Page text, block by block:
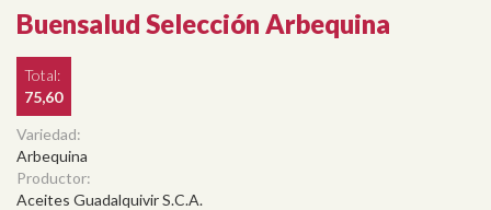
Buensalud Selección Arbequina
Total:
75,60
Variedad:
Arbequina
Productor:
Aceites Guadalquivir S.C.A.